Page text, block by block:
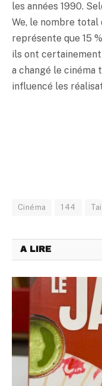
les années 1990.
We, le nombre total
représente que 15
ils ont
a changé le cinéma
influencé les
Cinéma 144
A LIRE